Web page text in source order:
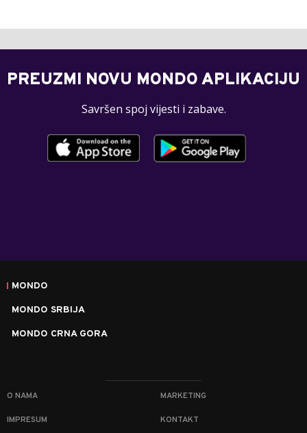
PREUZMI NOVU MONDO APLIKACIJU
Savršen spoj vijesti i zabave.
MONDO
MONDO SRBIJA
MONDO CRNA GORA
O NAMA MARKETING
IMPRESUM KONTAKT